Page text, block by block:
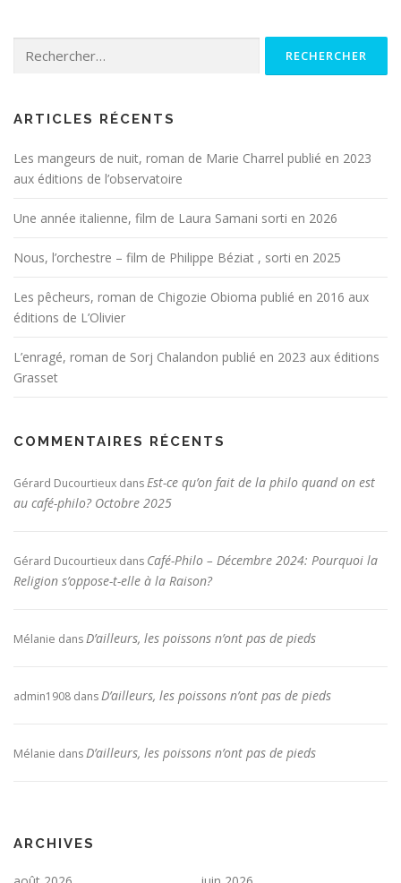
ARTICLES RÉCENTS
Les mangeurs de nuit, roman de Marie Charrel publié en 2023
aux éditions de l’observatoire
Une année italienne, film de Laura Samani sorti en 2026
Nous, l’orchestre – film de Philippe Béziat , sorti en 2025
Les pêcheurs, roman de Chigozie Obioma publié en 2016 aux
éditions de L’Olivier
L’enragé, roman de Sorj Chalandon publié en 2023 aux éditions
Grasset
COMMENTAIRES RÉCENTS
Gérard Ducourtieux dansEst-ce qu’on fait de la philo quand on est
au café-philo? Octobre 2025
Gérard Ducourtieux dans Café-Philo – Décembre 2024: Pourquoi la
Religion s’oppose-t-elle à la Raison?
Mélanie dansD’ailleurs, les poissons n’ont pas de pieds
admin1908 dansD’ailleurs, les poissons n’ont pas de pieds
Mélanie dansD’ailleurs, les poissons n’ont pas de pieds
ARCHIVES